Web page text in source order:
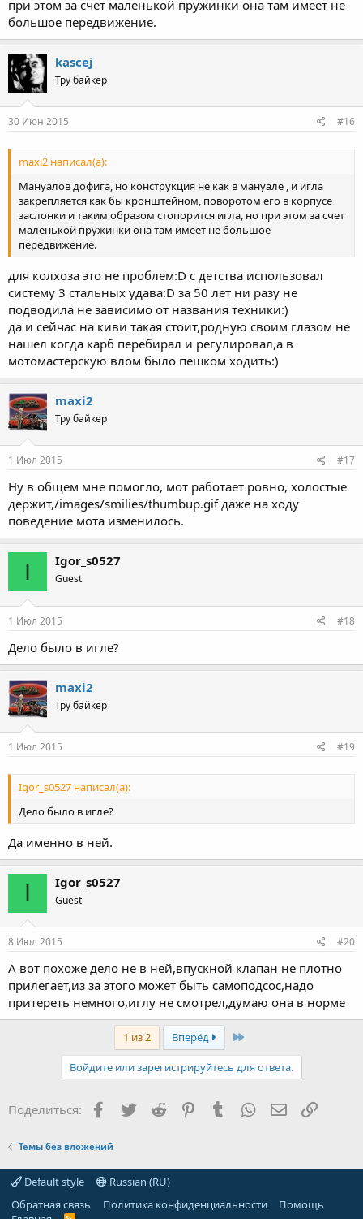
при этом за счет маленькой пружинки она там имеет не
большое передвижение.
kascej
Тру байкер
30 Июн 2015 #16
maxi2 написал(а):
Мануалов дофига, но конструкция не как в мануале , и игла
закрепляется как бы кронштейном, поворотом его в корпусе
заслонки и таким образом стопорится игла, но при этом за счет
маленькой пружинки она там имеет не большое
передвижение.
для колхоза это не проблем:D с детства использовал
систему 3 стальных удава:D за 50 лет ни разу не
подводила не зависимо от названия техники:)
да и сейчас на киви такая стоит,родную своим глазом не
нашел когда карб перебирал и регулировал,а в
мотомастерскую влом было пешком ходить:)
maxi2
Тру байкер
1 Июл 2015 #17
Ну в общем мне помогло, мот работает ровно, холостые
держит,/images/smilies/thumbup.gif даже на ходу
поведение мота изменилось.
I Igor_s0527
Guest
1 Июл 2015 #18
Дело было в игле?
maxi2
Тру байкер
1 Июл 2015 #19
Igor_s0527 написал(а):
Дело было в игле?
Да именно в ней.
I Igor_s0527
Guest
8 Июл 2015 #20
А вот похоже дело не в ней,впускной клапан не плотно
прилегает,из за этого может быть самоподсос,надо
притереть немного,иглу не смотрел,думаю она в норме
1 из 2 Вперёд Last
Войдите или зарегистрируйтесь для ответа.
Поделиться: Facebook
TwitterReddit PinterestTumblr WhatsApp Ссылка
Темы без вложений
Default style
Russian (RU)
Обратная связь
Политика конфиденциальности
Помощь